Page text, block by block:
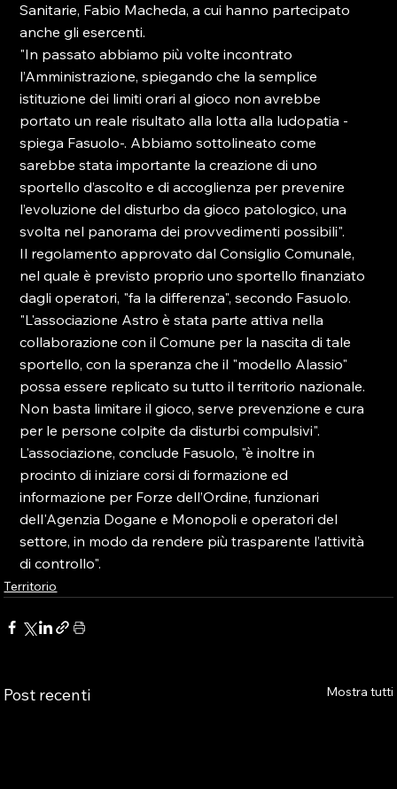
Sanitarie, Fabio Macheda, a cui hanno partecipato
anche gli esercenti.
"In passato abbiamo più volte incontrato
l’Amministrazione, spiegando che la semplice
istituzione dei limiti orari al gioco non avrebbe
portato un reale risultato alla lotta alla ludopatia -
spiega Fasuolo-. Abbiamo sottolineato come
sarebbe stata importante la creazione di uno
sportello d’ascolto e di accoglienza per prevenire
l’evoluzione del disturbo da gioco patologico, una
svolta nel panorama dei provvedimenti possibili".
Il regolamento approvato dal Consiglio Comunale,
nel quale è previsto proprio uno sportello finanziato
dagli operatori, "fa la differenza", secondo Fasuolo.
"L'associazione Astro è stata parte attiva nella
collaborazione con il Comune per la nascita di tale
sportello, con la speranza che il "modello Alassio"
possa essere replicato su tutto il territorio nazionale.
Non basta limitare il gioco, serve prevenzione e cura
per le persone colpite da disturbi compulsivi".
L'associazione, conclude Fasuolo, "è inoltre in
procinto di iniziare corsi di formazione ed
informazione per Forze dell’Ordine, funzionari
dell'Agenzia Dogane e Monopoli e operatori del
settore, in modo da rendere più trasparente l’attività
di controllo".
Territorio
Post recenti Mostra tutti